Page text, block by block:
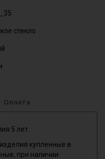
стекло
Оплата
5 лет.
купленные в
при наличии